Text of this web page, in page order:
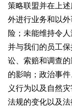
策略联盟并在上
外进行业务和以
险；未能维持令
并与我们的员工
讼、索赔和调查
的影响；政治事
义行为以及自然
法规的变化以及